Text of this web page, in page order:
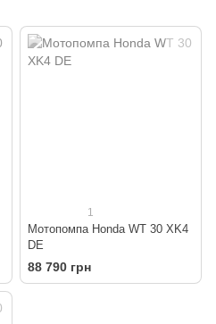
1
Мотопомпа Honda WT 30 XK4
DE
88 790 грн